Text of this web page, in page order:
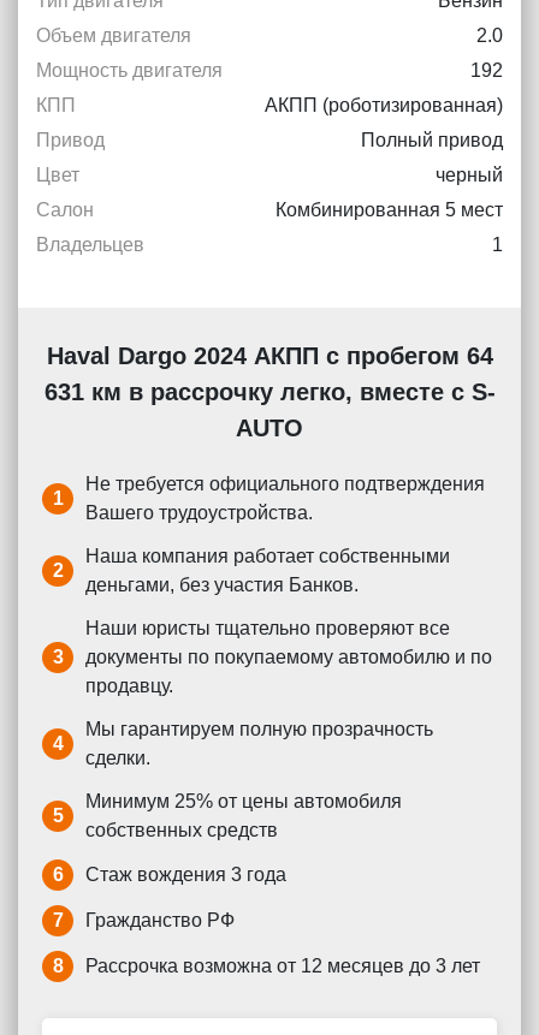
Объем двигателя
2.0
Мощность двигателя
192
КПП
АКПП (роботизированная)
Привод
Полный привод
Цвет
черный
Салон
Комбинированная 5 мест
Владельцев
1
Haval Dargo 2024 АКПП с пробегом 64
631 км в рассрочку легко, вместе с S-
AUTO
1
Не требуется официального подтверждения
Вашего трудоустройства.
2
Наша компания работает собственными
деньгами, без участия Банков.
3
Наши юристы тщательно проверяют все
документы по покупаемому автомобилю и по
продавцу.
4
Мы гарантируем полную прозрачность
сделки.
5
Минимум 25% от цены автомобиля
собственных средств
6 Стаж вождения 3 года
7 Гражданство РФ
8 Рассрочка возможна от 12 месяцев до 3 лет